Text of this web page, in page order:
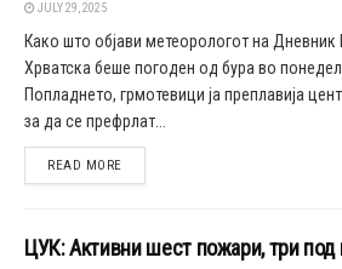
JULY 29, 2025
Како што објави метеорологот на Дневник
Хрватска беше погоден од бура во
Попладнето, грмотевици ја преплавија
за да се префрлат...
READ MOREDETAILS
ЦУК: Активни шест пожари, три под